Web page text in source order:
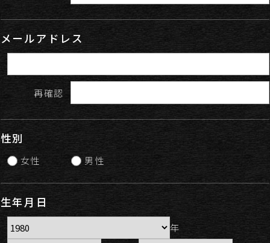
メールアドレス
再確認
性別
女性 男性
生年月日
年